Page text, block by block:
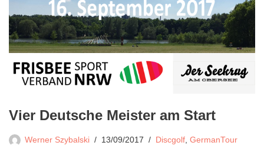
Vier Deutsche Meister am Start
Werner Szybalski 13/09/2017 Discgolf GermanTour